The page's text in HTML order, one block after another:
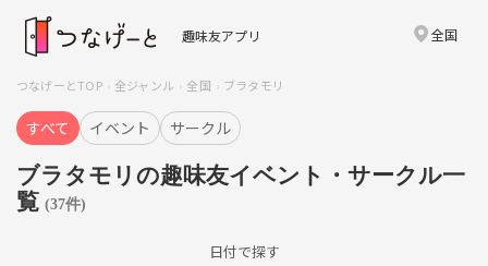
趣味友アプリ 全国
つなげーとTOP 全ジャンル 全国 ブラタモリ
すべて イベント サークル
ブラタモリの趣味友イベント・サークル一
覧 (37件)
日付で探す